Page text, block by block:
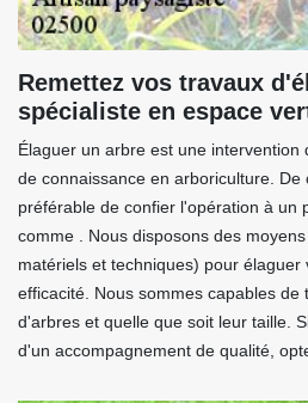
Remettez vos travaux
spécialiste en espace
Élaguer un arbre est une intervention
de connaissance en arboriculture. De
préférable de confier l'opération à un
comme . Nous disposons des
matériels et techniques) pour élaguer
efficacité. Nous sommes capables de
d'arbres et quelle que soit leur taille.
d'un accompagnement de qualité,